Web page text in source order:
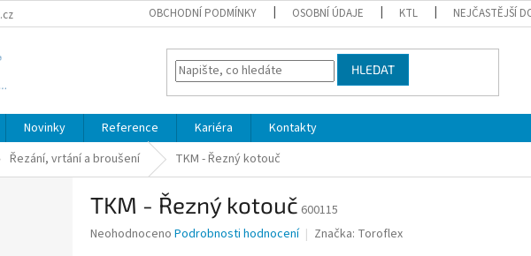
OBCHODNÍ PODMÍNKY OSOBNÍ ÚDAJE KTL NEJČASTĚJŠÍ
HLEDAT
Novinky Reference Kariéra
Kontakty
Řezání, vrtání a broušení TKM - Řezný kotouč
TKM - Řezný kotouč 600115
Průměrné
Neohodnoceno Podrobnosti hodnocení Značka: Toroflex